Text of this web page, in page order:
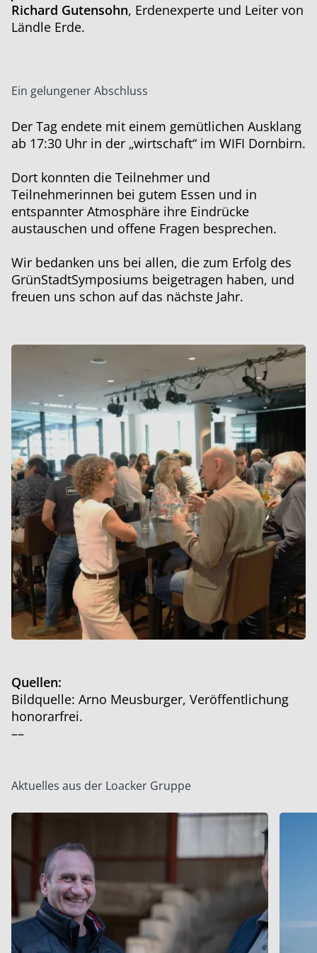
Richard Gutensohn, Erdenexperte und Leiter von
Ländle Erde.
Ein gelungener Abschluss
Der Tag endete mit einem gemütlichen Ausklang
ab 17:30 Uhr in der „wirtschaft“ im WIFI Dornbirn.
Dort konnten die Teilnehmer und
Teilnehmerinnen bei gutem Essen und in
entspannter Atmosphäre ihre Eindrücke
austauschen und offene Fragen besprechen.
Wir bedanken uns bei allen, die zum Erfolg des
GrünStadtSymposiums beigetragen haben, und
freuen uns schon auf das nächste Jahr.
Quellen:
Bildquelle: Arno Meusburger, Veröffentlichung
honorarfrei.
––
Aktuelles aus der Loacker Gruppe